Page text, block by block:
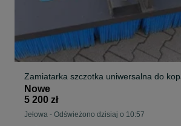
Zamiatarka szczotka uniwersalna do
Nowe
5 200 zł
Jełowa - Odświeżono dzisiaj o 10:57